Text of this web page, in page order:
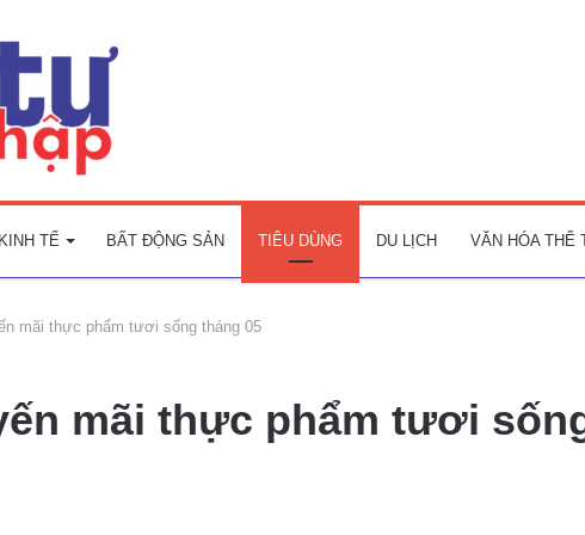
KINH TẾ BẤT ĐỘNG SẢN TIÊU DÙNG DU LỊCH VĂN HÓA THỂ
mãi thực phẩm tươi sống tháng 05
mãi thực phẩm tươi